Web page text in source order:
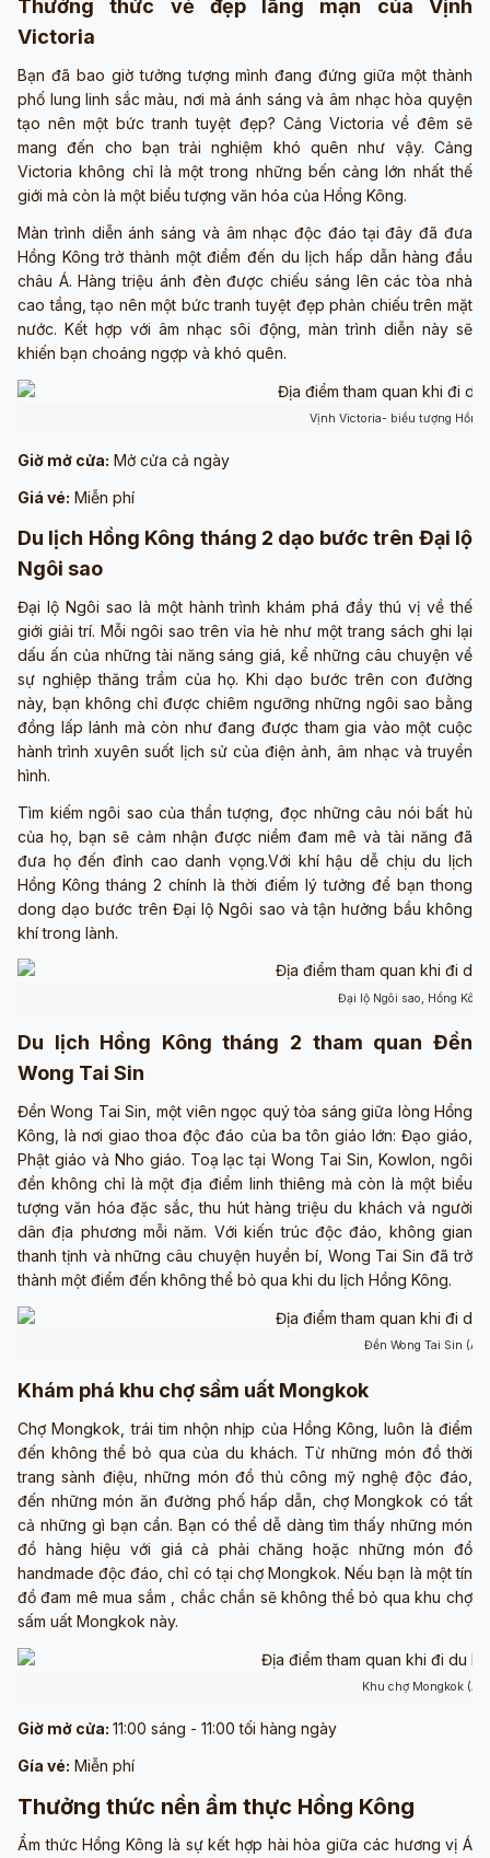
Thưởng thức vẻ đẹp lãng mạn của Vịnh
Victoria
Bạn đã bao giờ tưởng tượng mình đang đứng giữa một thành
phố lung linh sắc màu, nơi mà ánh sáng và âm nhạc hòa quyện
tạo nên một bức tranh tuyệt đẹp? Cảng Victoria về đêm sẽ
mang đến cho bạn trải nghiệm khó quên như vậy. Cảng
Victoria không chỉ là một trong những bến cảng lớn nhất thế
giới mà còn là một biểu tượng văn hóa của Hồng Kông.
Màn trình diễn ánh sáng và âm nhạc độc đáo tại đây đã đưa
Hồng Kông trở thành một điểm đến du lịch hấp dẫn hàng đầu
châu Á. Hàng triệu ánh đèn được chiếu sáng lên các tòa nhà
cao tầng, tạo nên một bức tranh tuyệt đẹp phản chiếu trên mặt
nước. Kết hợp với âm nhạc sôi động, màn trình diễn này sẽ
khiến bạn choáng ngợp và khó quên.
Vịnh Victoria- biểu tượng Hồng
Giờ mở cửa: Mở cửa cả ngày
Giá vé: Miễn phí
Du lịch Hồng Kông tháng 2 dạo bước trên Đại lộ
Ngôi sao
Đại lộ Ngôi sao là một hành trình khám phá đầy thú vị về thế
giới giải trí. Mỗi ngôi sao trên vỉa hè như một trang sách ghi lại
dấu ấn của những tài năng sáng giá, kể những câu chuyện về
sự nghiệp thăng trầm của họ. Khi dạo bước trên con đường
này, bạn không chỉ được chiêm ngưỡng những ngôi sao bằng
đồng lấp lánh mà còn như đang được tham gia vào một cuộc
hành trình xuyên suốt lịch sử của điện ảnh, âm nhạc và truyền
hình.
Tìm kiếm ngôi sao của thần tượng, đọc những câu nói bất hủ
của họ, bạn sẽ cảm nhận được niềm đam mê và tài năng đã
đưa họ đến đỉnh cao danh vọng.Với khí hậu dễ chịu du lịch
Hồng Kông tháng 2 chính là thời điểm lý tưởng để bạn thong
dong dạo bước trên Đại lộ Ngôi sao và tận hưởng bầu không
khí trong lành.
Đại lộ Ngôi sao, Hồng
Du lịch Hồng Kông tháng 2 tham quan Đền
Wong Tai Sin
Đền Wong Tai Sin, một viên ngọc quý tỏa sáng giữa lòng Hồng
Kông, là nơi giao thoa độc đáo của ba tôn giáo lớn: Đạo giáo,
Phật giáo và Nho giáo. Toạ lạc tại Wong Tai Sin, Kowlon, ngôi
đền không chỉ là một địa điểm linh thiêng mà còn là một biểu
tượng văn hóa đặc sắc, thu hút hàng triệu du khách và người
dân địa phương mỗi năm. Với kiến trúc độc đáo, không gian
thanh tịnh và những câu chuyện huyền bí, Wong Tai Sin đã trở
thành một điểm đến không thể bỏ qua khi du lịch Hồng Kông.
Đền Wong Tai Sin
Khám phá khu chợ sầm uất Mongkok
Chợ Mongkok, trái tim nhộn nhịp của Hồng Kông, luôn là điểm
đến không thể bỏ qua của du khách. Từ những món đồ thời
trang sành điệu, những món đồ thủ công mỹ nghệ độc đáo,
đến những món ăn đường phố hấp dẫn, chợ Mongkok có tất
cả những gì bạn cần. Bạn có thể dễ dàng tìm thấy những món
đồ hàng hiệu với giá cả phải chăng hoặc những món đồ
handmade độc đáo, chỉ có tại chợ Mongkok. Nếu bạn là một tín
đồ đam mê mua sắm , chắc chắn sẽ không thể bỏ qua khu chợ
sấm uất Mongkok này.
Khu chợ Mongkok
Giờ mở cửa: 11:00 sáng - 11:00 tối hàng ngày
Gía vé: Miễn phí
Thưởng thức nền ẩm thực Hồng Kông
Ẩm thức Hồng Kông là sự kết hợp hài hòa giữa các hương vị Á